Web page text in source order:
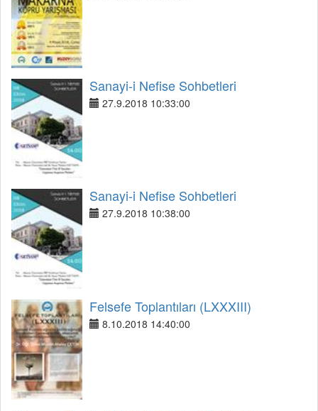
Sanayi-i Nefise Sohbetleri
27.9.2018 10:33:00
Sanayi-i Nefise Sohbetleri
27.9.2018 10:38:00
Felsefe Toplantıları (LXXXIII)
8.10.2018 14:40:00